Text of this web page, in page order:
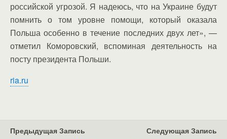
российской угрозой. Я надеюсь, что на Украине будут
помнить о том уровне помощи, который оказала
Польша особенно в течение последних двух лет», —
отметил Коморовский, вспоминая деятельность на
посту президента Польши.
ria.ru
Предыдущая Запись Следующая Запись